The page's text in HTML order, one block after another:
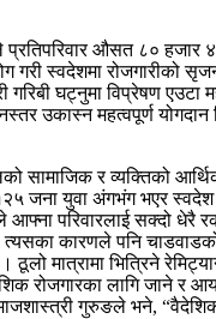
औसत ८० हजार
गरी स्वदेशमा रोजगारीको
घट्नुमा विप्रेषण
उकास्न महत्वपूर्ण
सामाजिक र व्यक्तिको
जना युवा अंगभंग भएर
आफ्ना परिवारलाई सक्दो
कारणले पनि
मात्रामा भित्रिने
रोजगारका लागि जाने र
गुरुङले भने, “वैदेशिक